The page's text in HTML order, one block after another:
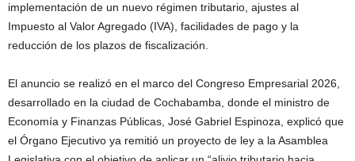
implementación de un nuevo régimen tributario, ajustes al
Impuesto al Valor Agregado (IVA), facilidades de pago y la
reducción de los plazos de fiscalización.
El anuncio se realizó en el marco del Congreso Empresarial 2026,
desarrollado en la ciudad de Cochabamba, donde el ministro de
Economía y Finanzas Públicas, José Gabriel Espinoza, explicó que
el Órgano Ejecutivo ya remitió un proyecto de ley a la Asamblea